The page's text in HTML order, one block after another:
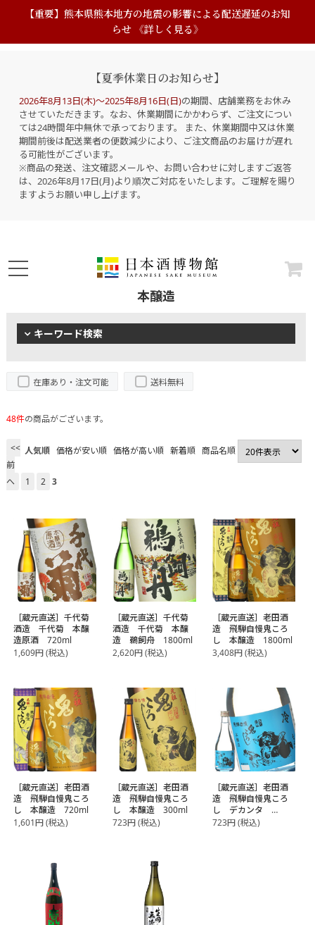
【重要】熊本県熊本地方の地震の影響による配送遅延のお知
らせ 《詳しく見る》
【夏季休業日のお知らせ】
2026年8月13日(木)～2025年8月16日(日)の期間、店舗業務をお休み
させていただきます。なお、休業期間にかかわらず、ご注文につい
ては24時間年中無休で承っております。 また、休業期間中又は休業
期間前後は配送業者の便数減少により、ご注文商品のお届けが遅れ
る可能性がございます。
※商品の発送、注文確認メールや、お問い合わせに対しますご返答
は、2026年8月17日(月)より順次ご対応をいたします。ご理解を賜り
ますようお願い申し上げます。
本醸造
キーワード検索
在庫あり・注文可能 送料無料
48件の商品がございます。
人気順 価格が安い順 価格が高い順 新着順 商品名順
<<
前
へ
1 2 3
［蔵元直送］千代菊
酒造 千代菊 本醸
造原酒 720ml
1,609円(税込)
［蔵元直送］千代菊
酒造 千代菊 本醸
造 鵜飼舟 1800ml
2,620円(税込)
［蔵元直送］老田酒
造 飛騨自慢鬼ころ
し 本醸造 1800ml
3,408円(税込)
［蔵元直送］老田酒
造 飛騨自慢鬼ころ
し 本醸造 720ml
1,601円(税込)
［蔵元直送］老田酒
造 飛騨自慢鬼ころ
し 本醸造 300ml
723円(税込)
［蔵元直送］老田酒
造 飛騨自慢鬼ころ
し デカンタ
300ml
723円(税込)